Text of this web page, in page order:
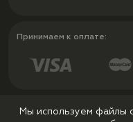
Принимаем к оплате:
Мы используем файлы